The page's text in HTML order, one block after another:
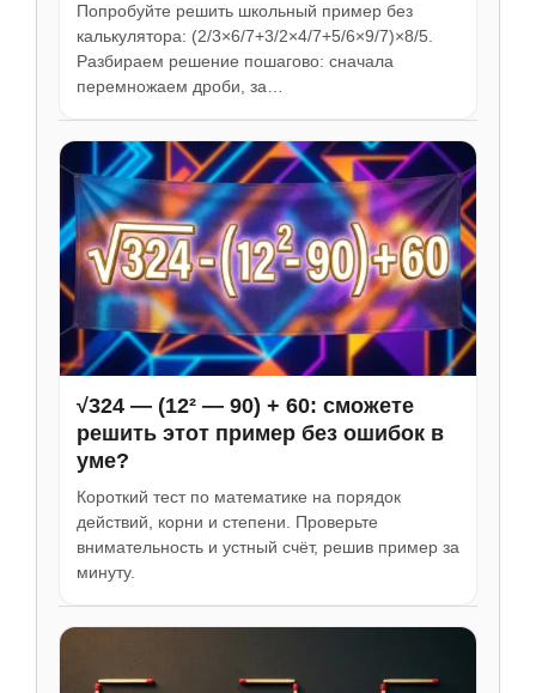
Попробуйте решить школьный пример без
калькулятора: (2/3×6/7+3/2×4/7+5/6×9/7)×8/5.
Разбираем решение пошагово: сначала
перемножаем дроби, за…
√324 — (12² — 90) + 60: сможете
решить этот пример без ошибок в
уме?
Короткий тест по математике на порядок
действий, корни и степени. Проверьте
внимательность и устный счёт, решив пример за
минуту.